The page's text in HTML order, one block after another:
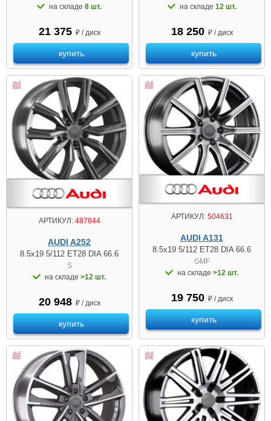
на складе 8 шт.
21 375 ₽ / диск
купить
на складе 12 шт.
18 250 ₽ / диск
купить
АРТИКУЛ:487844
AUDI A252
8.5x19 5/112 ET28 DIA 66.6
S
на складе >12 шт.
20 948 ₽ / диск
купить
АРТИКУЛ:504631
AUDI A131
8.5x19 5/112 ET28 DIA 66.6
GMF
на складе >12 шт.
19 750 ₽ / диск
купить